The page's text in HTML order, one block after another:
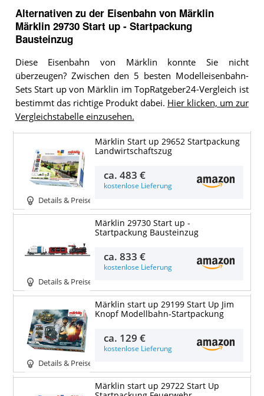
Alternativen zu der Eisenbahn von Märklin
Märklin 29730 Start up ‐ Startpackung
Bausteinzug
Diese Eisenbahn von Märklin konnte Sie nicht
überzeugen? Zwischen den 5 besten Modelleisenbahn-
Sets Start up von Märklin im TopRatgeber24-Vergleich ist
bestimmt das richtige Produkt dabei. Hier klicken, um zur
Vergleichstabelle einzusehen.
Details & Preise
Märklin Start up 29652 Startpackung
Landwirtschaftszug
ca.483 €
kostenlose Lieferung
Details & Preise
Märklin 29730 Start up ‐
Startpackung Bausteinzug
ca.833 €
kostenlose Lieferung
Details & Preise
Märklin start up 29199 Start Up Jim
Knopf Modellbahn-Startpackung
ca. 129 €
kostenlose Lieferung
Märklin start up 29722 Start Up